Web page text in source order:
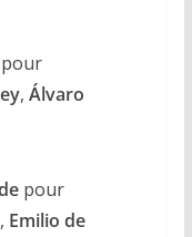
pour
, Álvaro
pour
, Emilio de